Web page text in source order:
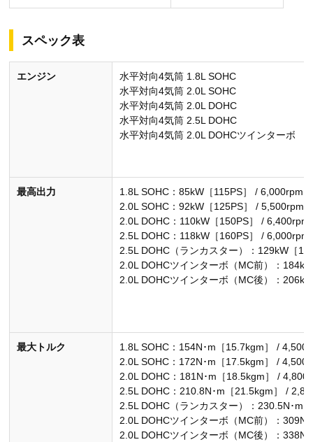
スペック表
エンジン
水平対向4気筒 1.8L SOHC
水平対向4気筒 2.0L SOHC
水平対向4気筒 2.0L DOHC
水平対向4気筒 2.5L DOHC
水平対向4気筒 2.0L DOHCツインターボ
最高出力
1.8L SOHC：85kW［115PS］ / 6,000rpm
2.0L SOHC：92kW［125PS］ / 5,500rpm
2.0L DOHC：110kW［150PS］ / 6,400rpm
2.5L DOHC：118kW［160PS］ / 6,000rpm
2.5L DOHC（ランカスター）：129kW［
2.0L DOHCツインターボ（MC前）：
2.0L DOHCツインターボ（MC後）：
最大トルク
1.8L SOHC：154N･m［15.7kgm］ /
2.0L SOHC：172N･m［17.5kgm］ /
2.0L DOHC：181N･m［18.5kgm］ /
2.5L DOHC：210.8N･m［21.5kgm］ /
2.5L DOHC（ランカスター）：230.5N･m
2.0L DOHCツインターボ（MC前）：309N
2.0L DOHCツインターボ（MC後）：338N